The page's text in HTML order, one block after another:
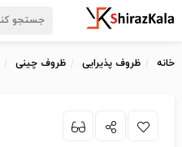
خانه ظروف پذیرایی ظروف چینی